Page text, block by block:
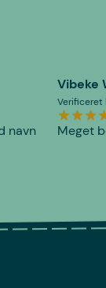
navn
Vibeke
Meget